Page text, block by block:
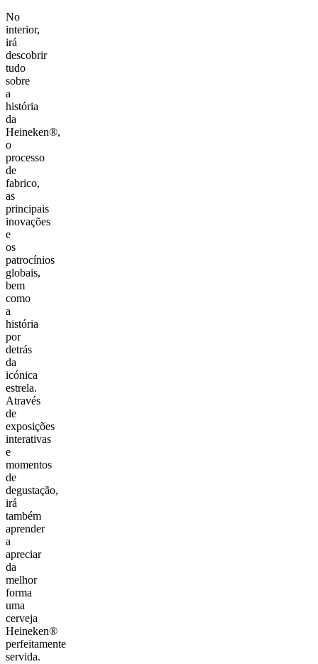
No
interior,
irá
descobrir
tudo
sobre
a
história
da
Heineken®,
o
processo
de
fabrico,
as
principais
inovações
e
os
patrocínios
globais,
bem
como
a
história
por
detrás
da
icónica
estrela.
Através
de
exposições
interativas
e
momentos
de
degustação,
irá
também
aprender
a
apreciar
da
melhor
forma
uma
cerveja
Heineken®
perfeitamente
servida.